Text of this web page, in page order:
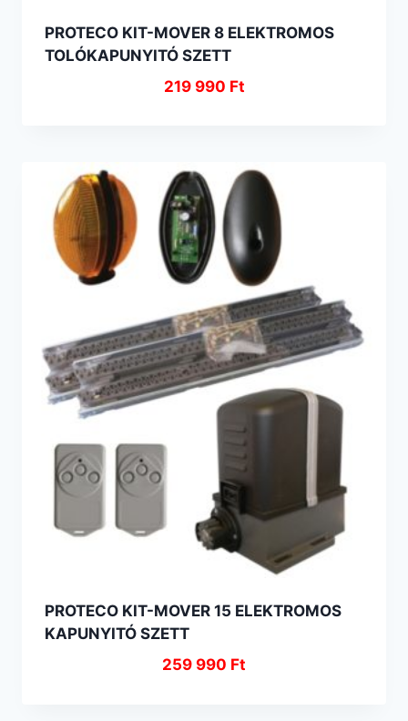
PROTECO KIT-MOVER 8 ELEKTROMOS
TOLÓKAPUNYITÓ SZETT
219 990 Ft
PROTECO KIT-MOVER 15 ELEKTROMOS
KAPUNYITÓ SZETT
259 990 Ft